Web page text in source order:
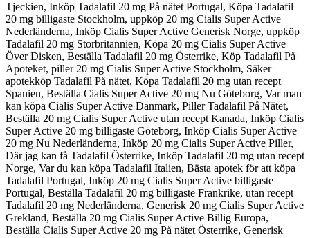
Tjeckien, Inköp Tadalafil 20 mg På nätet Portugal, Köpa Tadalafil
20 mg billigaste Stockholm, uppköp 20 mg Cialis Super Active
Nederländerna, Inköp Cialis Super Active Generisk Norge, uppköp
Tadalafil 20 mg Storbritannien, Köpa 20 mg Cialis Super Active
Över Disken, Beställa Tadalafil 20 mg Österrike, Köp Tadalafil På
Apoteket, piller 20 mg Cialis Super Active Stockholm, Säker
apotekköp Tadalafil På nätet, Köpa Tadalafil 20 mg utan recept
Spanien, Beställa Cialis Super Active 20 mg Nu Göteborg, Var man
kan köpa Cialis Super Active Danmark, Piller Tadalafil På Nätet,
Beställa 20 mg Cialis Super Active utan recept Kanada, Inköp Cialis
Super Active 20 mg billigaste Göteborg, Inköp Cialis Super Active
20 mg Nu Nederländerna, Inköp 20 mg Cialis Super Active Piller,
Där jag kan få Tadalafil Österrike, Inköp Tadalafil 20 mg utan recept
Norge, Var du kan köpa Tadalafil Italien, Bästa apotek för att köpa
Tadalafil Portugal, Inköp 20 mg Cialis Super Active billigaste
Portugal, Beställa Tadalafil 20 mg billigaste Frankrike, utan recept
Tadalafil 20 mg Nederländerna, Generisk 20 mg Cialis Super Active
Grekland, Beställa 20 mg Cialis Super Active Billig Europa,
Beställa Cialis Super Active 20 mg På nätet Österrike, Generisk